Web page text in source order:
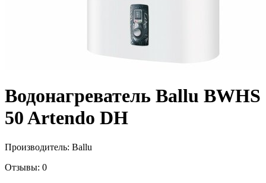
Водонагреватель Ballu BWHS
50 Artendo DH
Производитель: Ballu
Отзывы: 0